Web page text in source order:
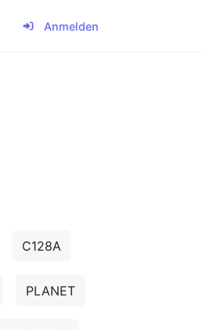
Anmelden
C128A
PLANET